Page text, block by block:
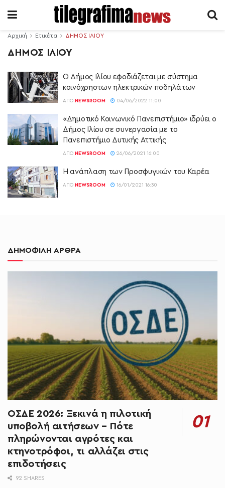
Αρχική Ετικέτα ΔΗΜΟΣ ΙΛΙΟΥ
ΔΗΜΟΣ ΙΛΙΟΥ
Ο Δήμος Ιλίου εφοδιάζεται με σύστημα
κοινόχρηστων ηλεκτρικών ποδηλάτων
ΑΠΌ NEWSROOM 04/06/2022 11:00
«Δημοτικό Κοινωνικό Πανεπιστήμιο» ιδρύει ο
Δήμος Ιλίου σε συνεργασία με το
Πανεπιστήμιο Δυτικής Αττικής
ΑΠΌ NEWSROOM 26/06/2021 16:00
Η ανάπλαση των Προσφυγικών του Καρέα
ΑΠΌ NEWSROOM 16/01/2021 16:30
ΔΗΜΟΦΙΛΗ ΑΡΘΡΑ
ΟΣΔΕ 2026: Ξεκινά η πιλοτική
υποβολή αιτήσεων – Πότε
πληρώνονται αγρότες και
κτηνοτρόφοι, τι αλλάζει στις
επιδοτήσεις
92 SHARES